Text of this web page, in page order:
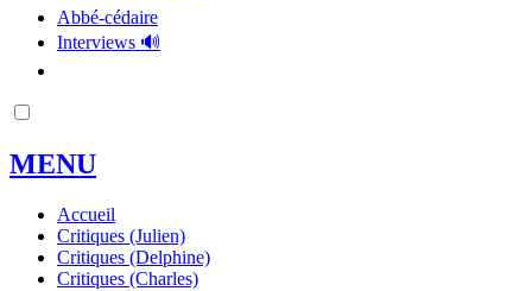
Abbé-cédaire
Interviews 🔊
MENU
Accueil
Critiques (Julien)
Critiques (Delphine)
Critiques (Charles)